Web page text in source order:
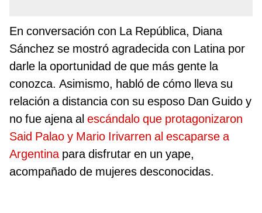
En conversación con La República, Diana
Sánchez se mostró agradecida con Latina por
darle la oportunidad de que más gente la
conozca. Asimismo, habló de cómo lleva su
relación a distancia con su esposo Dan Guido y
no fue ajena al escándalo que protagonizaron
Said Palao y Mario Irivarren al escaparse a
Argentinapara disfrutar en un yape,
acompañado de mujeres desconocidas.